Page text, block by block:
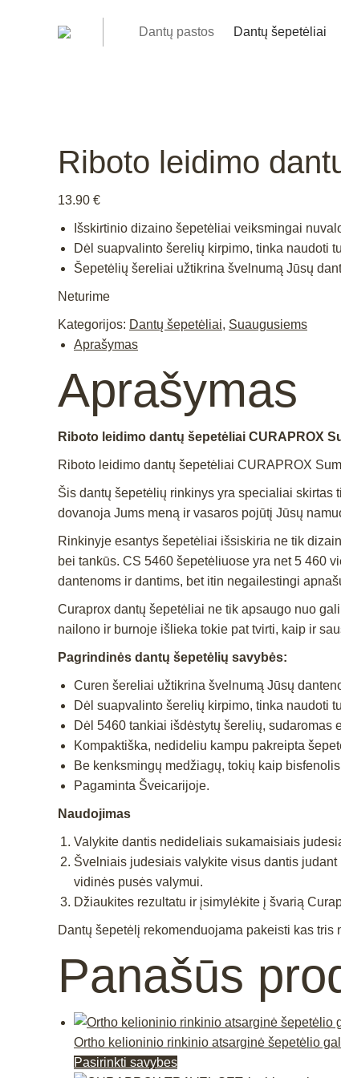
Dantų pastos Dantų šepetėliai
Riboto leidimo
13.90 €
Išskirtinio dizaino šepetėliai veiksmingai
Dėl suapvalinto šerelių kirpimo, tinka naudoti
Šepetėlių šereliai užtikrina švelnumą Jūsų
Neturime
Kategorijos: Dantų šepetėliai, Suaugusiems
Aprašymas
Aprašymas
Riboto leidimo dantų šepetėliai CURAPROX
Riboto leidimo dantų šepetėliai CURAPROX
Šis dantų šepetėlių rinkinys yra specialiai skirtas
dovanoja Jums meną ir vasaros pojūtį Jūsų
Rinkinyje esantys šepetėliai išsiskiria ne tik
bei tankūs. CS 5460 šepetėliuose yra net 5 460
dantenoms ir dantims, bet itin negailestingi
Curaprox dantų šepetėliai ne tik apsaugo nuo
nailono ir burnoje išlieka tokie pat tvirti, kaip ir
Pagrindinės dantų šepetėlių savybės:
Curen šereliai užtikrina švelnumą Jūsų
Dėl suapvalinto šerelių kirpimo, tinka naudoti
Dėl 5460 tankiai išdėstytų šerelių, sudaromas
Kompaktiška, nedideliu kampu pakreipta
Be kenksmingų medžiagų, tokių kaip
Pagaminta Šveicarijoje.
Naudojimas
Valykite dantis nedideliais sukamaisiais
Švelniais judesiais valykite visus dantis
vidinės pusės valymui.
Džiaukites rezultatu ir įsimylėkite į švarią
Dantų šepetėlį rekomenduojama pakeisti kas
Panašūs
Ortho kelioninio rinkinio atsarginė šepetėlio
Pasirinkti savybesThis